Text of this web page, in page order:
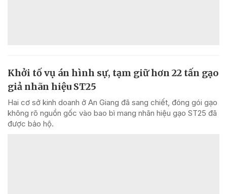
Khởi tố vụ án hình sự, tạm giữ hơn 22 tấn gạo
giả nhãn hiệu ST25
Hai cơ sở kinh doanh ở An Giang đã sang chiết, đóng gói gạo
không rõ nguồn gốc vào bao bì mang nhãn hiệu gạo ST25 đã
được bảo hộ.